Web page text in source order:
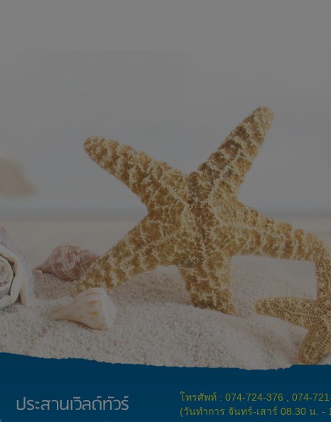
ประสานเวิลด์ทัวร์
โทรศัพท์ : 074-724-376 , 074-
(วันทำการ จันทร์-เสาร์ 08.30 น. -